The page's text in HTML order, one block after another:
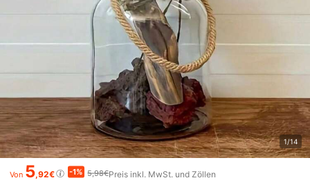
1/14
Von 5,92€ -1% 5,98€Preis inkl. MwSt. und Zöllen